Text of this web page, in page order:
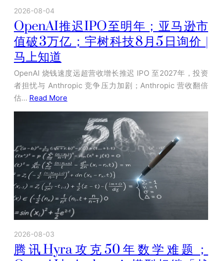
2026-08-04
OpenAI推迟IPO至明年；亚马逊市
值破3万亿；宇树科技8月5日询价 |
马上知道
OpenAI 烧钱速度远超营收增长推迟 IPO 至2027年，投资
者担忧与 Anthropic 竞争压力加剧；Anthropic 营收翻倍
估… Read More
2026-08-03
腾讯Hyra攻克50年数学难题；